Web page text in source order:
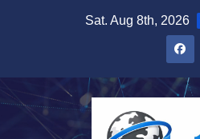
Sat. Aug 8th, 2026